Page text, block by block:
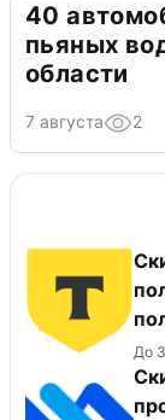
40
пьяных
области
7 августа 2
До